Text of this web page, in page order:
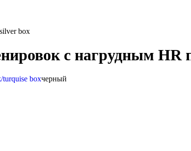
box
с нагрудным HR
черный